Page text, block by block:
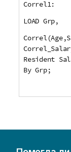
Correl1:
LOAD Grp,
Resident
By Grp;